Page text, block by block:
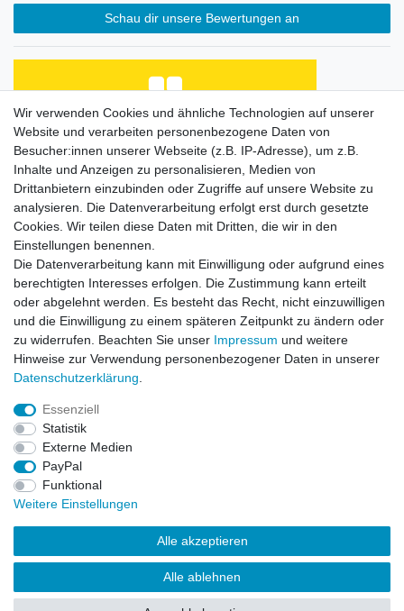
Schau dir unsere Bewertungen an
Habe Angelkayak gekauft, bin mit Abwicklung und
Preis zufrieden. Was fehlt, ist eine Beschreibung
Horst L., Steinach
Datum der Veröffentlichung: 26.07.2026
Datum der Kauferfahrung: 16.07.2026
253 Bewertungen
Impressum
Widerrufs­recht
Versandinformationen
Wir verwenden Cookies und ähnliche Technologien auf unserer
Website und verarbeiten personenbezogene Daten von
Besucher:innen unserer Webseite (z.B. IP-Adresse), um z.B.
Inhalte und Anzeigen zu personalisieren, Medien von
Drittanbietern einzubinden oder Zugriffe auf unsere Website zu
analysieren. Die Datenverarbeitung erfolgt erst durch gesetzte
Cookies. Wir teilen diese Daten mit Dritten, die wir in den
Einstellungen benennen.
Die Datenverarbeitung kann mit Einwilligung oder aufgrund eines
berechtigten Interesses erfolgen. Die Zustimmung kann erteilt
oder abgelehnt werden. Es besteht das Recht, nicht einzuwilligen
und die Einwilligung zu einem späteren Zeitpunkt zu ändern oder
zu widerrufen. Beachten Sie unser Impressum und weitere
Hinweise zur Verwendung personenbezogener Daten in unserer
Daten­schutz­erklärung
Essenziell
Statistik
Externe Medien
PayPal
Funktional
Weitere Einstellungen
Alle akzeptieren
Alle ablehnen